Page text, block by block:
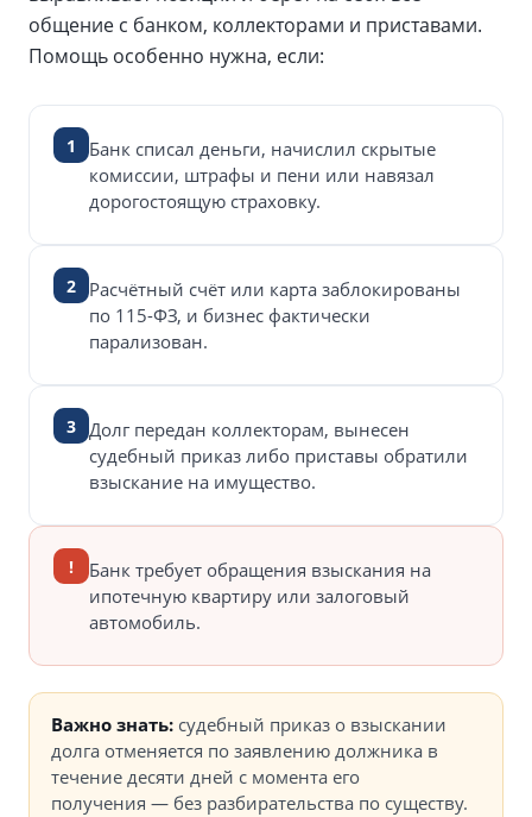
общение с банком, коллекторами и приставами.
Помощь особенно нужна, если:
1
Банк списал деньги, начислил скрытые
комиссии, штрафы и пени или навязал
дорогостоящую страховку.
2
Расчётный счёт или карта заблокированы
по 115-ФЗ, и бизнес фактически
парализован.
3 Долг передан коллекторам, вынесен
судебный приказ либо приставы обратили
взыскание на имущество.
!
Банк требует обращения взыскания на
ипотечную квартиру или залоговый
автомобиль.
Важно знать: судебный приказ о взыскании
долга отменяется по заявлению должника в
течение десяти дней с момента его
получения — без разбирательства по существу.